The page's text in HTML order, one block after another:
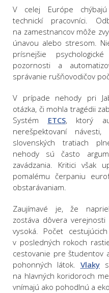
V celej Európe chýbajú
technickí pracovníci.
na zamestnancov môže
únavou alebo stresom.
prísnejšie
pozornosti a
správanie rušňovodičov
V prípade nehody pri
otázka, či mohla tragédii
Systém ETCS, ktorý
nerešpektovaní
slovenských tratiach
nehody sú často
zavádzania. Kritici však
pomalému čerpaniu
obstarávaniam.
Zaujímavé je, že
zostáva dôvera
vysoká. Počet
v posledných rokoch
cestovanie pre študentov
pohonných látok. Vlaky
na hlavných koridoroch
vnímajú ako pohodlnú a